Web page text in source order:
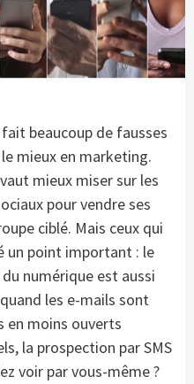
beaucoup de fausses
mieux en marketing.
mieux miser sur les
pour vendre ses
ciblé. Mais ceux qui
un point important : le
numérique est aussi
les e-mails sont
en moins ouverts
la prospection par SMS
voir par vous-même ?